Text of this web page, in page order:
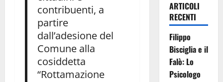
contribuenti, a
partire
dall’adesione del
Comune alla
cosiddetta
“Rottamazione
ARTICOLI
RECENTI
Filippo
Bisciglia e il
Falò: Lo
Psicologo